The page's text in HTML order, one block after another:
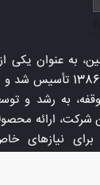
به عنوان یکی
کامپوزیت‌ها، در سال
به رشد و
ارائه
برای نیازهای